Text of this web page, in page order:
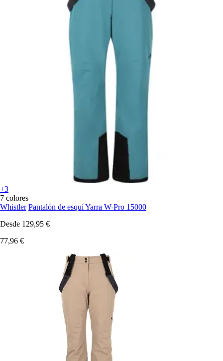
+3
7 colores
Whistler Pantalón de esquí Yarra W-Pro 15000
Desde 129,95 €
77,96 €